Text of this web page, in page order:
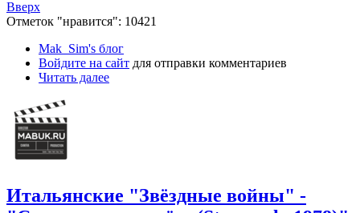
Вверх
Отметок "нравится": 10421
Mak_Sim's блог
Войдите на сайт для отправки комментариев
Читать далее
Итальянские "Звёздные войны" -